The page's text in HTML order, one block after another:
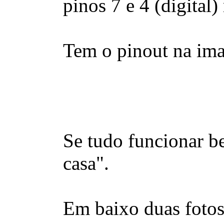
pinos 7 e 4 (digital)
Tem o pinout na
Se tudo funcionar
casa".
Em baixo duas